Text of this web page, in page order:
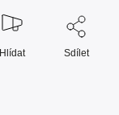
Hlídat Sdílet